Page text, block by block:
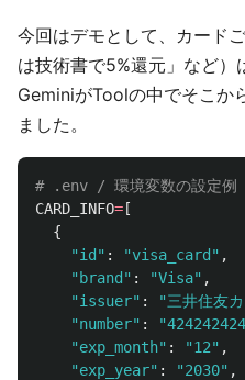
今回はデモとして、カード
は技術書で5%還元」など）
GeminiがToolの中でそこか
ました。
CARD_INFO=[
{
"id" : "visa_card" ,
"brand" : "Visa" ,
"issuer" : "三井住友
"number" : "
"exp_month" : "12" ,
"exp_year" : "2030" ,